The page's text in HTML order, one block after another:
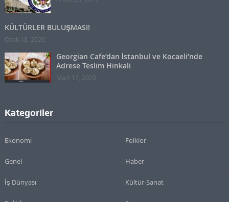
KÜLTÜRLER BULUŞMASI!
Ocak 18, 2020
Georgian Cafe’dan İstanbul ve Kocaeli’nde
Adrese Teslim Hinkali
Mart 17, 2020
Kategoriler
Ekonomi Folklor
Genel Haber
İş Dünyası Kültür-Sanat